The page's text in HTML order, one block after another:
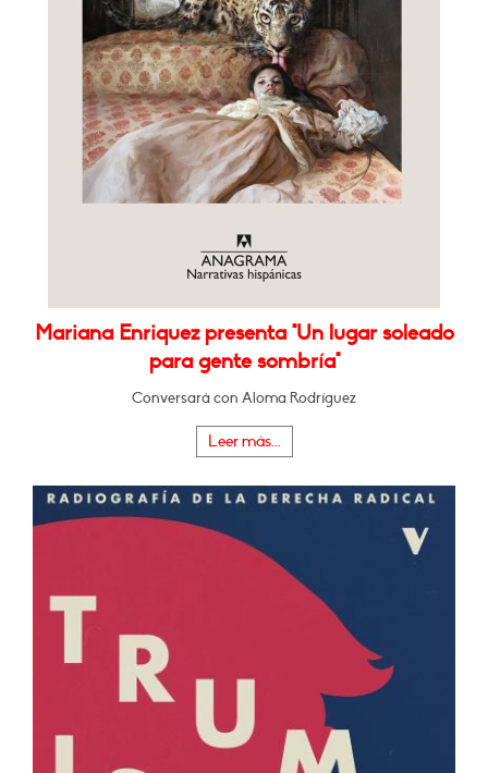
Mariana Enriquez presenta "Un lugar soleado
para gente sombría"
Conversará con Aloma Rodríguez
Leer más...